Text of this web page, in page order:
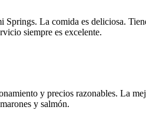
La comida es deliciosa.
siempre es excelente.
y precios razonables. La
y salmón.